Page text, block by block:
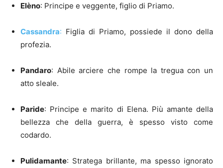
Elèno: Principe e veggente, figlio di Priamo.
Cassandra: Figlia di Priamo, possiede il dono della
profezia.
Pandaro: Abile arciere che rompe la tregua con un
atto sleale.
Paride: Principe e marito di Elena. Più amante della
bellezza che della guerra, è spesso visto come
codardo.
Pulidamante: Stratega brillante, ma spesso ignorato